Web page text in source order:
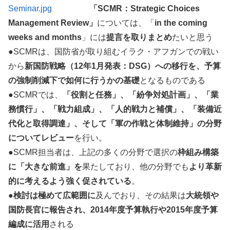
「SCMR：Strategic Choices
Management Review」 については、「 in the coming
weeks and months 」には提言を取りまとめたいと思う
●SCMRは、国防省が取り組むイラク・アフガンでの戦い
から新国防戦略（12年1月発表：DSG）への移行を、予算
の強制削減下で如何に行うかの基礎となるものである
●SCMRでは、
「役割と任務」、「紛争対処計画」、「業
務慣行」、「戦力組成」、「人的戦力と補償」、「装備近
代化と取得調達」、そして「軍の作戦と体制維持」の分野
についてレビューを行い。
●SCMR担当者は、上記の多くの分野で選択の枠組み構築
に「大きな前進」を果たしており、他の分野でも より革新
的に考えるよう強く促されている。
●検討は極めて広範囲に及んでおり、その結果は大統領や
国防長官に報告され、2014年度予算執行や2015年度予算
編成に活用 される